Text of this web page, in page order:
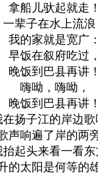
拿船儿驮起就走！
一辈子在水上流浪
我的家就是宽广：
早饭在叙府吃过，
晚饭到巴县再讲！
嗨呦，嗨呦，
晚饭到巴县再讲！
在扬子江的岸边歌
声响遍了岸的两旁
抬起头来看一看东
的太阳是何等的